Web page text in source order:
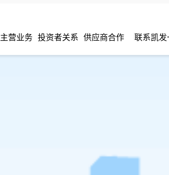
主营业务 投资者关系 供应商合作 联系凯发